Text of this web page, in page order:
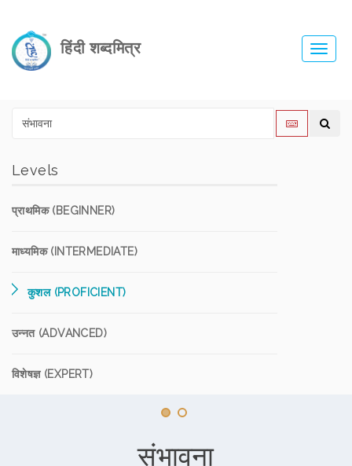
हिंदी शब्दमित्र
Levels
प्राथमिक (BEGINNER)
माध्यमिक (INTERMEDIATE)
कुशल (PROFICIENT)
उन्नत (ADVANCED)
विशेषज्ञ (EXPERT)
संभावना